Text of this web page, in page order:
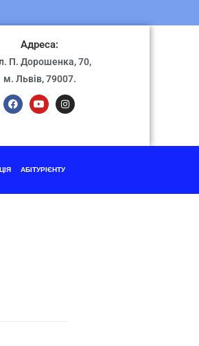
Адреса:
П. Дорошенка, 70,
м. Львів, 79007.
АБІТУРІЄНТУ